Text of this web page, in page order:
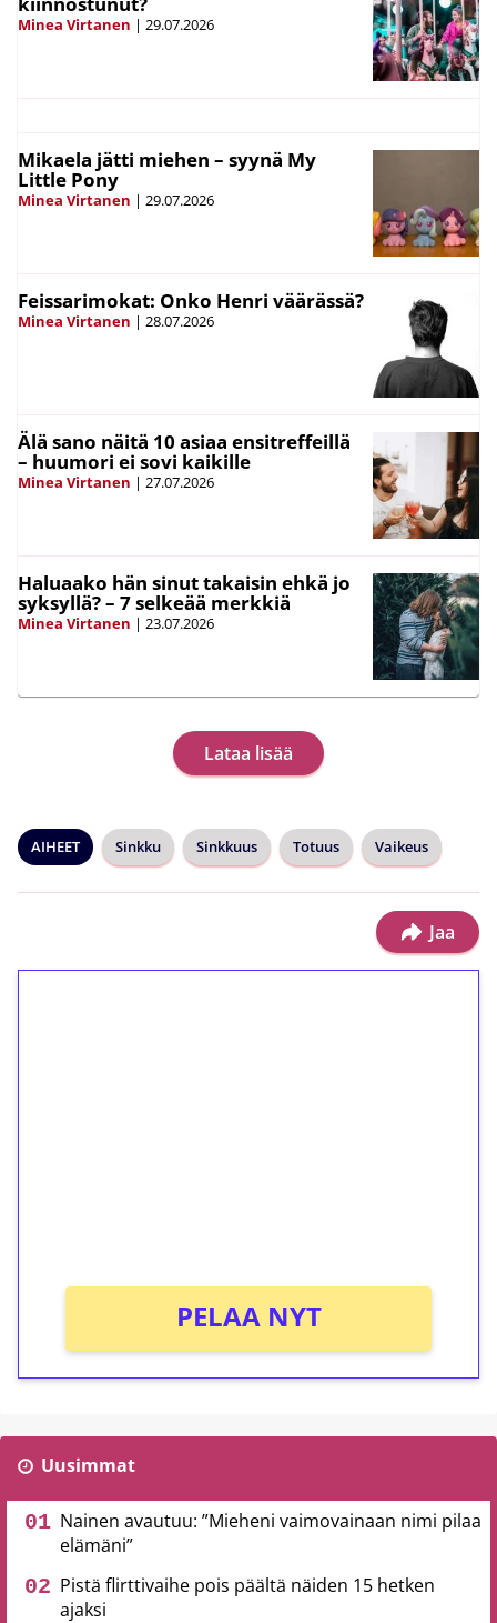
Minea Virtanen | 29.07.2026
Mikaela jätti miehen – syynä My
Little Pony
Minea Virtanen | 29.07.2026
Feissarimokat: Onko Henri väärässä?
Minea Virtanen | 28.07.2026
Älä sano näitä 10 asiaa ensitreffeillä
– huumori ei sovi kaikille
Minea Virtanen | 27.07.2026
Haluaako hän sinut takaisin ehkä jo
syksyllä? – 7 selkeää merkkiä
Minea Virtanen | 23.07.2026
Lataa lisää
AIHEET Sinkku Sinkkuus Totuus Vaikeus
Jaa
PELAA NYT
Uusimmat
Nainen avautuu: ”Mieheni vaimovainaan nimi pilaa
elämäni”
Pistä flirttivaihe pois päältä näiden 15 hetken
ajaksi